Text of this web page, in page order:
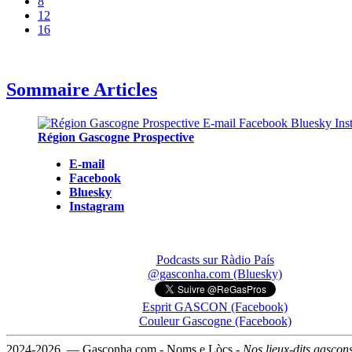
12
16
Sommaire Articles
Région Gascogne Prospective
E-mail
Facebook
Bluesky
Instagram
Podcasts sur Ràdio País
@gasconha.com (Bluesky)
Esprit GASCON (Facebook)
Couleur Gascogne (Facebook)
2024-2026 — Gasconha.com - Noms e Lòcs - Nos lieux-dits